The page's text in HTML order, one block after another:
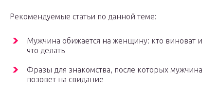
Рекомендуемые статьи по данной теме:
Мужчина обижается на женщину: кто виноват и
что делать
Фразы для знакомства, после которых мужчина
позовет на свидание